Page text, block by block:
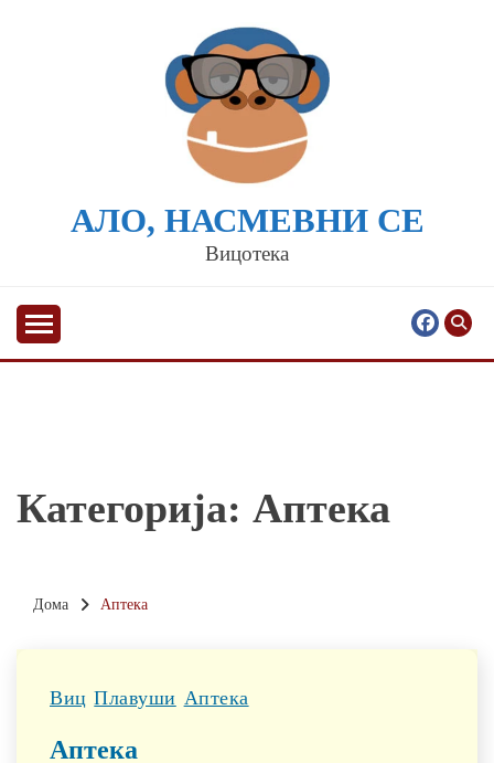
АЛО, НАСМЕВНИ СЕ
Вицотека
Категорија: Аптека
Дома Аптека
Виц Плавуши Аптека
Аптека